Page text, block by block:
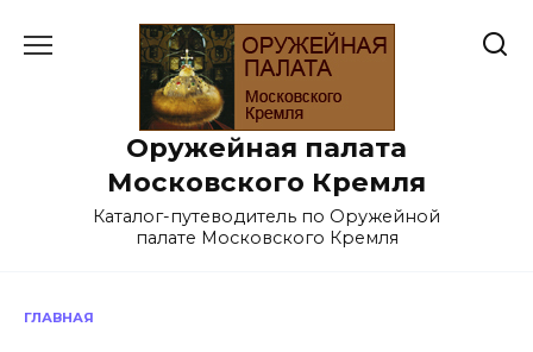
Оружейная палата
Московского Кремля
Каталог-путеводитель по Оружейной
палате Московского Кремля
ГЛАВНАЯ